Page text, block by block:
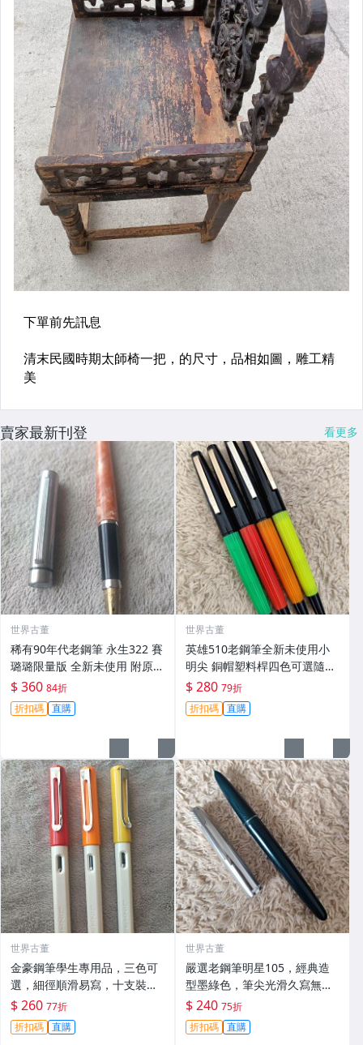
賣家最新刊登 看更多
世界古董
稀有90年代老鋼筆 永生322 賽
璐璐限量版 全新未使用 附原裝
尖端 適合收藏與把玩 當代書寫
順暢 永生322 賽璐璐 鋪金
$ 360 84折
折扣碼 直購
世界古董
英雄510老鋼筆全新未使用小
明尖 銅帽塑料桿四色可選隨機
發貨 英雄510 鋼筆 小明尖 塑
料桿 新品
$ 280 79折
折扣碼 直購
世界古董
金豪鋼筆學生專用品，三色可
選，細徑順滑易寫，十支裝嚴
選推薦 暗尖設計、學生用、適
合書寫作業記筆記 細鋼筆 197
0 黑色
$ 260 77折
折扣碼 直購
世界古董
嚴選老鋼筆明星105，經典造
型墨綠色，筆尖光滑久寫無疲
憊。全新未使用，重量適中寫
作順手。 明星105 鋪毫 鉛筆
（注意：「鋪毫」為臺灣對鋼
$ 240 75折
折扣碼 直購